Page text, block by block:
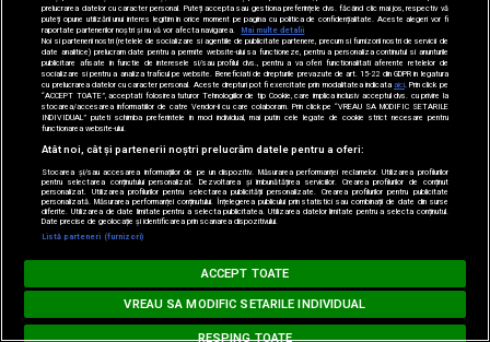
Termeni si conditii
Cod deontologic
Regulamente
Categorii
Stiri
Emisiuni
Echipa
PODCAST
Loading...
MUSIC NON STOP
#hitperepeat
prelucrarea datelor cu caracter personal. Puteți accepta sau gestiona preferințele dvs. făcând clic mai jos, respectiv vă
puteți opune utilizării unui interes legitim în orice moment pe pagina cu politica de confidențialitate. Aceste alegeri vor fi
raportate partenerilor noștri și nu vă vor afecta navigarea.
Mai multe detalii
Noi si partenerii nostri (retelele de socializare si agentiile de publicitate partenere, precum si furnizorii nostri de servicii de
date analitice) prelucram date pentru a permite website-ului sa functioneze, pentru a personaliza continutul si anunturile
publicitare afisate in functie de interesele si/sau profilul dvs., pentru a va oferi functionalitati aferente retelelor de
socializare si pentru a analiza traficul pe website. Beneficiati de drepturile prevazute de art. 15-22 din GDPR in legatura
cu prelucrarea datelor cu caracter personal. Aceste drepturi pot fi exercitate prin modalitatea indicataaici . Prin click pe
“ACCEPT TOATE”, acceptati folosirea tuturor Tehnologiilor de tip Cookie, care implica inclusiv acceptul dvs. cu privire la
stocarea/accesarea informatiilor de catre Vendor-ii cu care colaboram. Prin click pe “VREAU SA MODIFIC SETARILE
INDIVIDUAL” puteti schimba preferintele in mod individual, mai putin cele legate de cookie strict necesare pentru
functionarea website-ului.
Atât noi, cât și partenerii noștri prelucrăm datele pentru a oferi:
Stocarea și/sau accesarea informațiilor de pe un dispozitiv. Măsurarea performanței reclamelor. Utilizarea profilurilor
pentru selectarea conținutului personalizat. Dezvoltarea și îmbunătățirea serviciilor. Crearea profilurilor de conținut
personalizat. Utilizarea profilurilor pentru selectarea publicității personalizate. Crearea profilurilor pentru publicitate
personalizată. Măsurarea performanței conținutului. Înțelegerea publicului prin statistici sau combinații de date din surse
diferite. Utilizarea de date limitate pentru a selecta publicitatea. Utilizarea datelor limitate pentru a selecta conținutul.
Date precise de geolocație și identificarea prin scanarea dispozitivului.
Listă parteneri (furnizori)
ACCEPT TOATE
RESPING TOATE
VREAU SA MODIFIC SETARILE INDIVIDUAL